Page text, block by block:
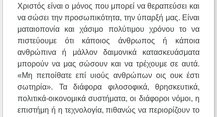
Χριστός είναι ο μόνος που μπορεί να θεραπεύσει και
να σώσει την προσωπικότητα, την ύπαρξή μας. Είναι
ματαιοπονία και χάσιμο πολύτιμου χρόνου το να
πιστεύουμε ότι κάποιος άνθρωπος ή κάποια
ανθρώπινα ή μάλλον δαιμονικά κατασκευάσματα
μπορούν να μας σώσουν και να τρέχουμε σε αυτά.
«Μη πεποίθατε επί υιούς ανθρώπων οις ουκ έστι
σωτηρία». Τα διάφορα φιλοσοφικά, θρησκευτικά,
πολιτικά-οικονομικά συστήματα, οι διάφοροι νόμοι, η
επιστήμη ή η τεχνολογία, πιθανώς να περιορίζουν το